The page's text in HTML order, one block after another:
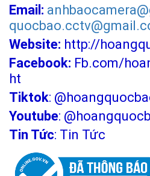
Email:
Website: http://
Facebook: Fb.com/
ht
Tiktok:
Youtube:
Tin Tức: Tin Tức